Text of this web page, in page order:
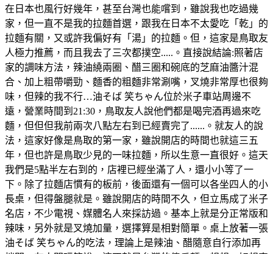
在日本也風行好幾年，甚至台灣也能嚐到，雖說我也吃過幾
家，但一直不是我的拉麵首選，跟我在日本不太愛吃「乾」的
拉麵有關，又或許我偏好有「湯」的拉麵。但，這家是鳥取友
人極力推薦，而且我去了三次都撲空.....。直接說結論:照著店
家的調味方法，辣油繞兩圈、醋三圈和碗底的芝麻油醬汁混
合、加上粗帶嚼勁、麵香的粗麵非常涮嘴，叉燒非常厚也很夠
味，但辣的我不行…油そば 笑ちゃん位於米子車站周邊不
遠，營業時間到21:30，鳥取友人說他們都是喝完酒再過來吃
麵，但但但我前兩次八點左右到已經賣完了......。就友人的說
法，這家好像是鳥取的第一家，雖說開店的時間也就這三五
年，但也許是鳥取少見的一味拉麵，所以生意一直很好。這天
我們是5點半左右到的，店裡已經坐滿了人，還小小等了一
下。除了拉麵店慣有的板前，後面還有一個可以各坐四人的小
長桌，但得盤腿就是。雖說開店的時間不久，但立馬成了米子
名店，不少電視、媒體名人來採訪過。基本上就是分正常版和
辣味，另外就是叉燒加量，選擇算是相對簡單。桌上放著一張
油そば 笑ちゃん的吃法，理論上是辣油、醋隨意自行添加再